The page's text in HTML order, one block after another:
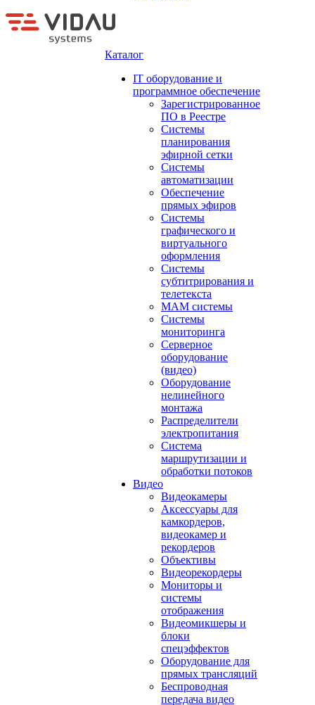
Каталог
IT оборудование и
программное обеспечение
Зарегистрированное
ПО в Реестре
Системы
планирования
эфирной сетки
Системы
автоматизации
Обеспечение
прямых эфиров
Системы
графического и
виртуального
оформления
Системы
субтитрирования и
телетекста
MAM системы
Системы
мониторинга
Серверное
оборудование
(видео)
Оборудование
нелинейного
монтажа
Распределители
электропитания
Система
маршрутизации и
обработки потоков
Видео
Видеокамеры
Аксессуары для
камкордеров,
видеокамер и
рекордеров
Объективы
Видеорекордеры
Мониторы и
системы
отображения
Видеомикшеры и
блоки
спецэффектов
Оборудование для
прямых трансляций
Беспроводная
передача видео